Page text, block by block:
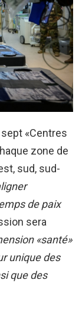
sept «Centres
zone de
sud, sud-
de paix
sera
«santé»
unique des
que des